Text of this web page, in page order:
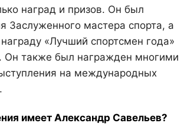
наград и призов. Он был
Заслуженного мастера спорта, а
«Лучший спортсмен года»
Он также был награжден многими
на международных
имеет Александр Савельев?